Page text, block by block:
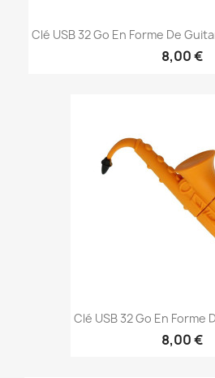
Clé USB 32 Go En Forme De
8,00 €
Clé USB 32 Go En Forme
8,00 €